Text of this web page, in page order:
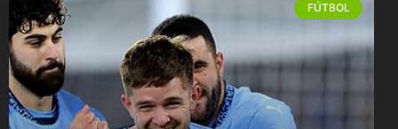
FÚTBOL